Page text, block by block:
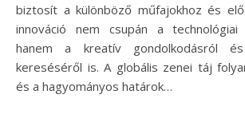
biztosít a különböző műfajokhoz és
innováció nem csupán a
hanem a kreatív gondolkodásról
kereséséről is. A globális zenei táj
és a hagyományos határok…